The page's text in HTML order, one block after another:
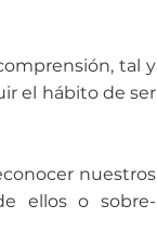
tal y
el hábito de ser
nuestros
ellos o sobre-